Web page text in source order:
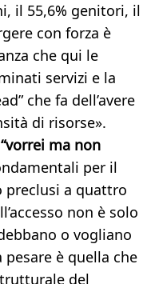
il 55,6% genitori, il
con forza è
che qui le
servizi e la
che fa dell’avere
di risorse».
ma non
per il
preclusi a quattro
non è solo
o vogliano
è quella che
del